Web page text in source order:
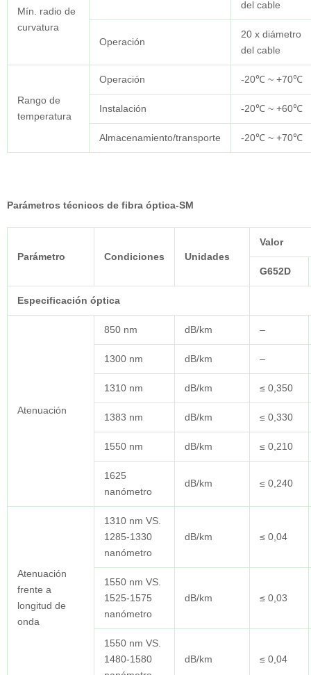
Mín. radio de
curvatura
del cable
Operación
20 x diámetro
del cable
Rango de
temperatura
Operación -20℃ ~ +70℃
Instalación -20℃ ~ +60℃
Almacenamiento/transporte -20℃ ~ +70℃
Parámetros técnicos de fibra óptica-SM
Parámetro Condiciones Unidades
Valor
G652D
Especificación óptica
Atenuación
850 nm dB/km –
1300 nm dB/km –
1310 nm dB/km ≤ 0,350
1383 nm dB/km ≤ 0,330
1550 nm dB/km ≤ 0,210
1625
nanómetro
dB/km ≤ 0,240
Atenuación
frente a
longitud de
onda
1310 nm VS.
1285-1330
nanómetro
dB/km ≤ 0,04
1550 nm VS.
1525-1575
nanómetro
dB/km ≤ 0,03
1550 nm VS.
1480-1580
dB/km ≤ 0,04